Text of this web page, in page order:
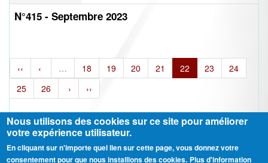
N°415 - Septembre 2023
‹‹ ‹ … 18 19 20 21 22 23
24
25
26 › ››
Ⓒ CGT Fédération THCB - Tous les droits réservés - Mentions légales
Nous utilisons des cookies sur ce site pour améliorer
votre expérience utilisateur.
En cliquant sur n'importe quel lien sur cette page, vous donnez votre
consentement pour que nous installions des cookies. Plus d'information